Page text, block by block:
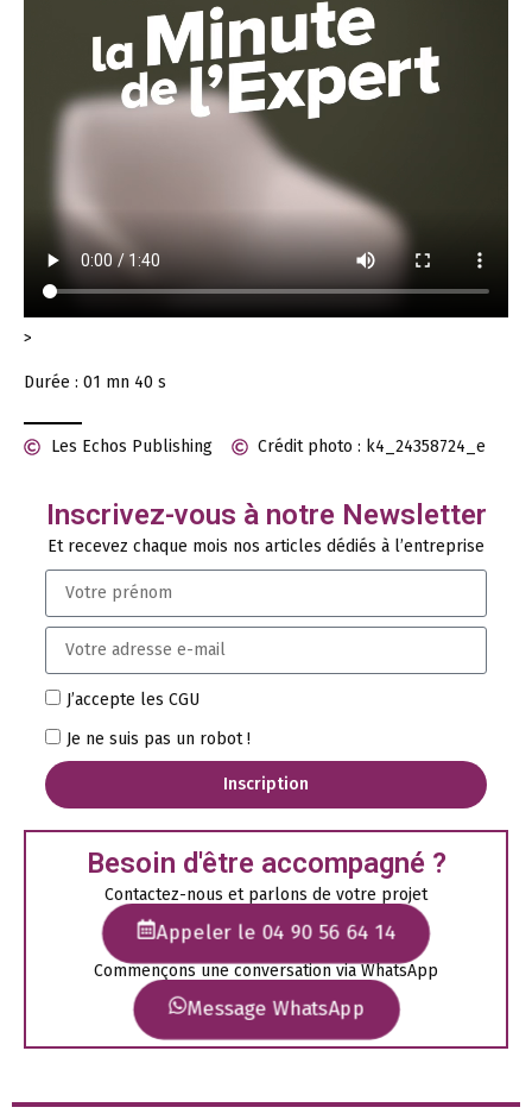
>
Durée : 01 mn 40 s
Les Echos Publishing Crédit photo : k4_24358724_e
Inscrivez-vous à notre Newsletter
Et recevez chaque mois nos articles dédiés à l’entreprise
J’accepte les CGU
Je ne suis pas un robot !
Inscription
Besoin d'être accompagné ?
Contactez-nous et parlons de votre projet
Appeler le 04 90 56 64 14
Commençons une conversation via WhatsApp
Message WhatsApp